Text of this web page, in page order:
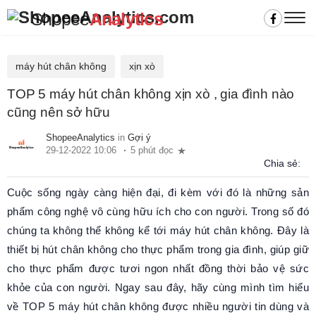
ShopeeAnalytics
máy hút chân không xịn xò
TOP 5 máy hút chân không xịn xò , gia đình nào
cũng nên sở hữu
ShopeeAnalytics in Gợi ý
29-12-2022 10:06
5 phút đọc
Chia sẻ:
Cuộc sống ngày càng hiện đại, đi kèm với đó là những sản
phẩm công nghệ vô cùng hữu ích cho con người. Trong số đó
chúng ta không thể không kể tới máy hút chân không. Đây là
thiết bị hút chân không cho thực phẩm trong gia đình, giúp giữ
cho thực phẩm được tươi ngon nhất đồng thời bảo vệ sức
khỏe của con người. Ngay sau đây, hãy cùng mình tìm hiểu
về TOP 5 máy hút chân không được nhiều người tin dùng và